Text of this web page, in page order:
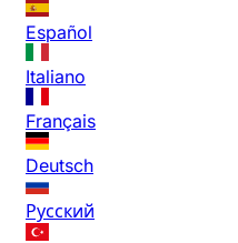
Español
Italiano
Français
Deutsch
Русский